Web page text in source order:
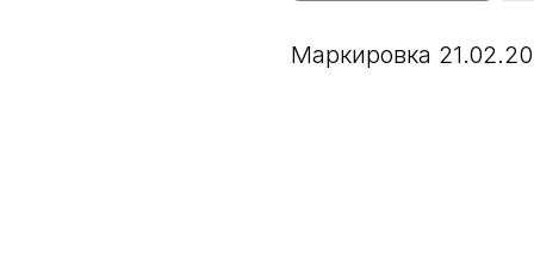
Маркировка